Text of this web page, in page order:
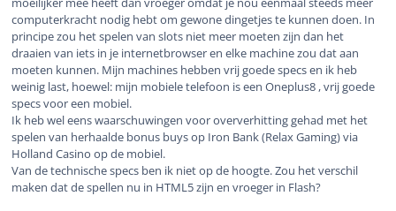
computerkracht nodig hebt om gewone dingetjes te kunnen doen. In
principe zou het spelen van slots niet meer moeten zijn dan het
draaien van iets in je internetbrowser en elke machine zou dat aan
moeten kunnen. Mijn machines hebben vrij goede specs en ik heb
weinig last, hoewel: mijn mobiele telefoon is een Oneplus8 , vrij goede
specs voor een mobiel.
Ik heb wel eens waarschuwingen voor oververhitting gehad met het
spelen van herhaalde bonus buys op Iron Bank (Relax Gaming) via
Holland Casino op de mobiel.
Van de technische specs ben ik niet op de hoogte. Zou het verschil
maken dat de spellen nu in HTML5 zijn en vroeger in Flash?